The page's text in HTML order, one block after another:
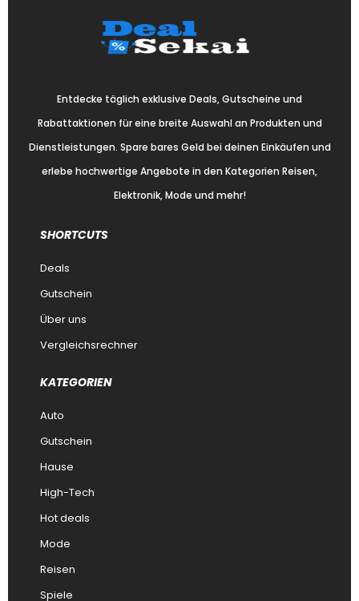
Entdecke täglich exklusive Deals, Gutscheine und
Rabattaktionen für eine breite Auswahl an Produkten und
Dienstleistungen. Spare bares Geld bei deinen Einkäufen und
erlebe hochwertige Angebote in den Kategorien Reisen,
Elektronik, Mode und mehr!
SHORTCUTS
Deals
Gutschein
Über uns
Vergleichsrechner
KATEGORIEN
Auto
Gutschein
Hause
High-Tech
Hot deals
Mode
Reisen
Spiele